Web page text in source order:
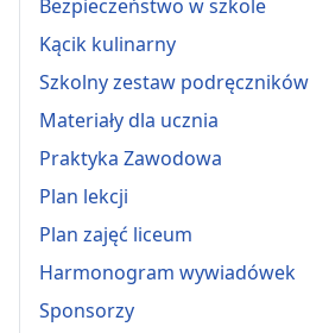
Bezpieczeństwo w szkole
Kącik kulinarny
Szkolny zestaw podręczników
Materiały dla ucznia
Praktyka Zawodowa
Plan lekcji
Plan zajęć liceum
Harmonogram wywiadówek
Sponsorzy